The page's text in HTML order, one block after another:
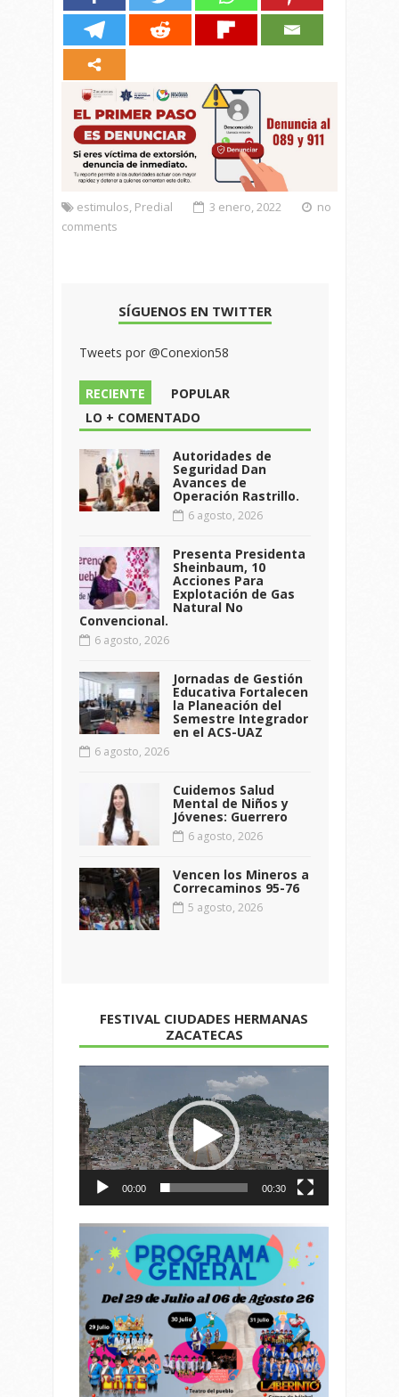
estimulos, Predial 3 enero, 2022
no
comments
SÍGUENOS EN TWITTER
Tweets por @Conexion58
RECIENTE
POPULAR
LO + COMENTADO
Autoridades de
Seguridad Dan
Avances de
Operación Rastrillo.
6 agosto, 2026
Presenta Presidenta
Sheinbaum, 10
Acciones Para
Explotación de Gas
Natural No
Convencional.
6 agosto, 2026
Jornadas de Gestión
Educativa Fortalecen
la Planeación del
Semestre Integrador
en el ACS-UAZ
6 agosto, 2026
Cuidemos Salud
Mental de Niños y
Jóvenes: Guerrero
6 agosto, 2026
Vencen los Mineros a
Correcaminos 95-76
5 agosto, 2026
FESTIVAL CIUDADES HERMANAS
ZACATECAS
de
vídeo
00:00 00:30